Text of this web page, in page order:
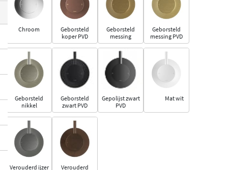
Chroom
Geborsteld
koper PVD
Geborsteld
messing
Geborsteld
messing PVD
Geborsteld
nikkel
Geborsteld
zwart PVD
Gepolijst zwart
PVD
Mat wit
Verouderd ijzer
Verouderd